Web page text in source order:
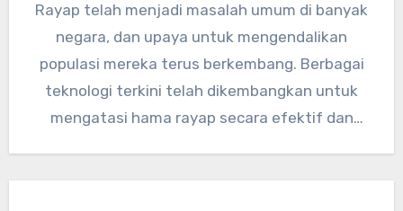
Rayap telah menjadi masalah umum di banyak
negara, dan upaya untuk mengendalikan
populasi mereka terus berkembang. Berbagai
teknologi terkini telah dikembangkan untuk
mengatasi hama rayap secara efektif dan